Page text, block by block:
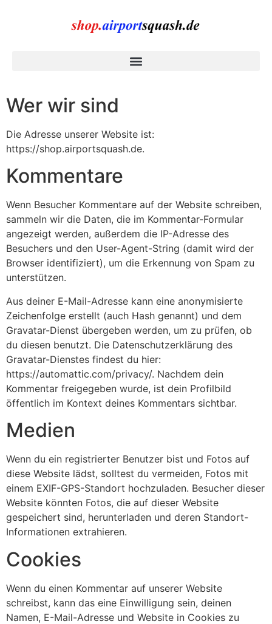
Wer wir sind
Die Adresse unserer Website ist:
https://shop.airportsquash.de.
Kommentare
Wenn Besucher Kommentare auf der Website schreiben,
sammeln wir die Daten, die im Kommentar-Formular
angezeigt werden, außerdem die IP-Adresse des
Besuchers und den User-Agent-String (damit wird der
Browser identifiziert), um die Erkennung von Spam zu
unterstützen.
Aus deiner E-Mail-Adresse kann eine anonymisierte
Zeichenfolge erstellt (auch Hash genannt) und dem
Gravatar-Dienst übergeben werden, um zu prüfen, ob
du diesen benutzt. Die Datenschutzerklärung des
Gravatar-Dienstes findest du hier:
https://automattic.com/privacy/. Nachdem dein
Kommentar freigegeben wurde, ist dein Profilbild
öffentlich im Kontext deines Kommentars sichtbar.
Medien
Wenn du ein registrierter Benutzer bist und Fotos auf
diese Website lädst, solltest du vermeiden, Fotos mit
einem EXIF-GPS-Standort hochzuladen. Besucher dieser
Website könnten Fotos, die auf dieser Website
gespeichert sind, herunterladen und deren Standort-
Informationen extrahieren.
Cookies
Wenn du einen Kommentar auf unserer Website
schreibst, kann das eine Einwilligung sein, deinen
Namen, E-Mail-Adresse und Website in Cookies zu